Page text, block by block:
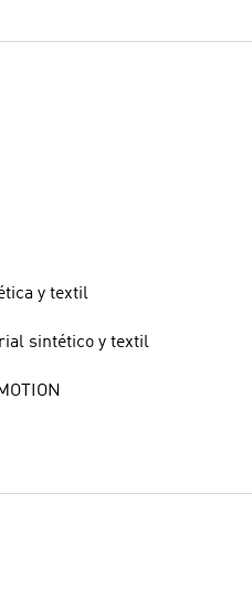
y textil
sintético y textil